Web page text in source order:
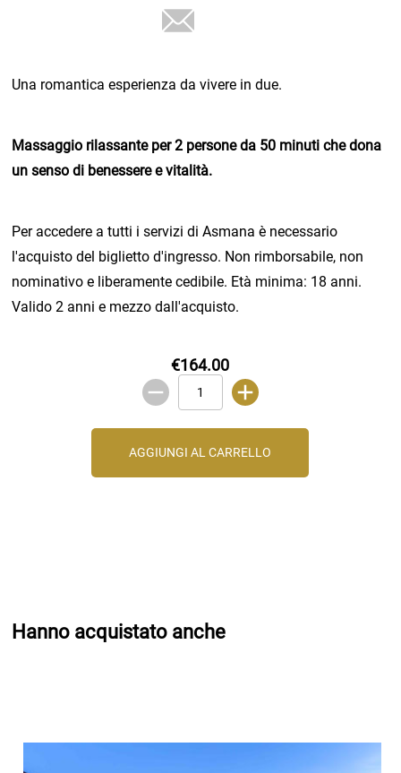
Una romantica esperienza da vivere in due.
Massaggio rilassante per 2 persone da 50 minuti che dona
un senso di benessere e vitalità.
Per accedere a tutti i servizi di Asmana è necessario
l'acquisto del biglietto d'ingresso. Non rimborsabile, non
nominativo e liberamente cedibile. Età minima: 18 anni.
Valido 2 anni e mezzo dall'acquisto.
€164.00
AGGIUNGI AL CARRELLO
Hanno acquistato anche